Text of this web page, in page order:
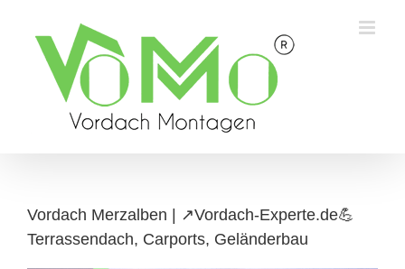
content
Vordach Merzalben | ↗️Vordach-Experte.de💪
Terrassendach, Carports, Geländerbau